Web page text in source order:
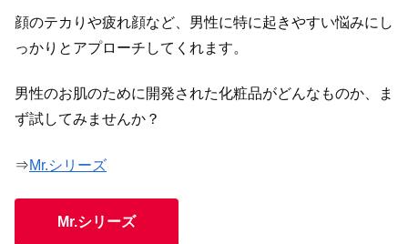
顔のテカりや疲れ顔など、男性に特に起きやすい悩みにし
っかりとアプローチしてくれます。
男性のお肌のために開発された化粧品がどんなものか、ま
ず試してみませんか？
⇒Mr.シリーズ
Mr.シリーズ